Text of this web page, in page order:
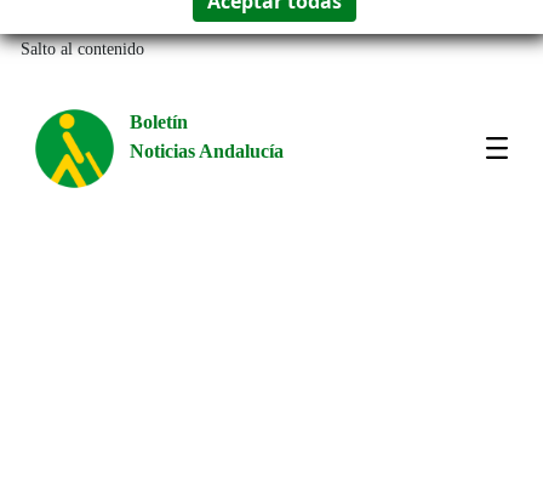
Salto al contenido
Boletín
Noticias Andalucía